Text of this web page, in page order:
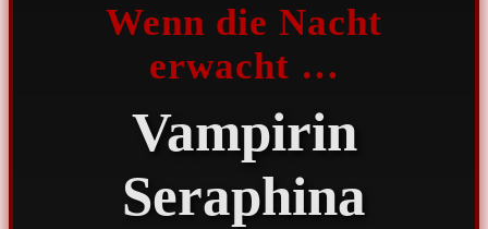
Wenn die Nacht
erwacht …
Vampirin
Seraphina